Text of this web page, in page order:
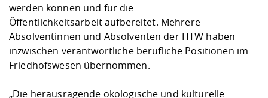
werden können und für die
Öffentlichkeitsarbeit aufbereitet. Mehrere
Absolventinnen und Absolventen der HTW haben
inzwischen verantwortliche berufliche Positionen im
Friedhofswesen übernommen.
„Die herausragende ökologische und kulturelle